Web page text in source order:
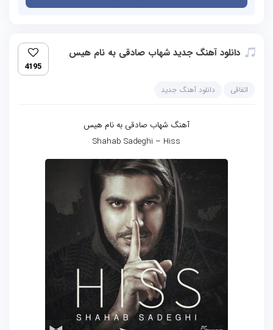
دانلود آهنگ جدید شهاب صادقی به نام هیس
4195
اتفاقی دانلود آهنگ جدید
آهنگ شهاب صادقی به نام هیس
Shahab Sadeghi – Hiss